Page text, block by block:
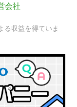
会社
る収益を得ていま